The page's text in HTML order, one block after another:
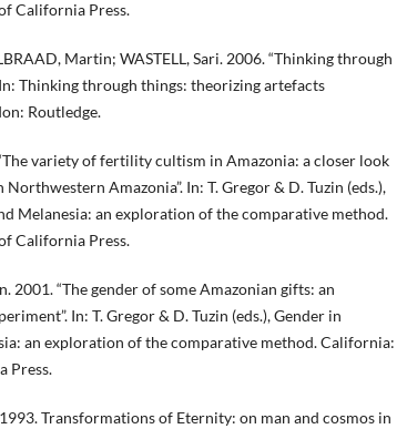
California Press.
Martin; WASTELL, Sari. 2006. “Thinking through
Thinking through things: theorizing artefacts
Routledge.
variety of fertility cultism in Amazonia: a closer look
Amazonia”. In: T. Gregor & D. Tuzin (eds.),
Melanesia: an exploration of the comparative method.
California Press.
2001. “The gender of some Amazonian gifts: an
In: T. Gregor & D. Tuzin (eds.), Gender in
an exploration of the comparative method. California:
Press.
1993. Transformations of Eternity: on man and cosmos in